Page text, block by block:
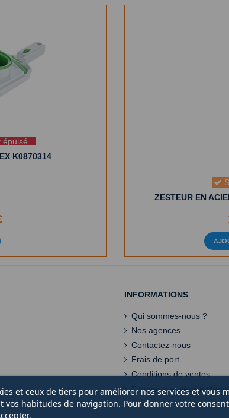
K0870314
ZESTEUR EN
INFORMATIONS
Qui sommes-nous ?
Nos agences
Contactez-nous
Frais de port
Conditions de ventes
Trouver ma pièce à
et ceux de tiers pour améliorer nos services et vous
vos habitudes de navigation. Pour donner votre